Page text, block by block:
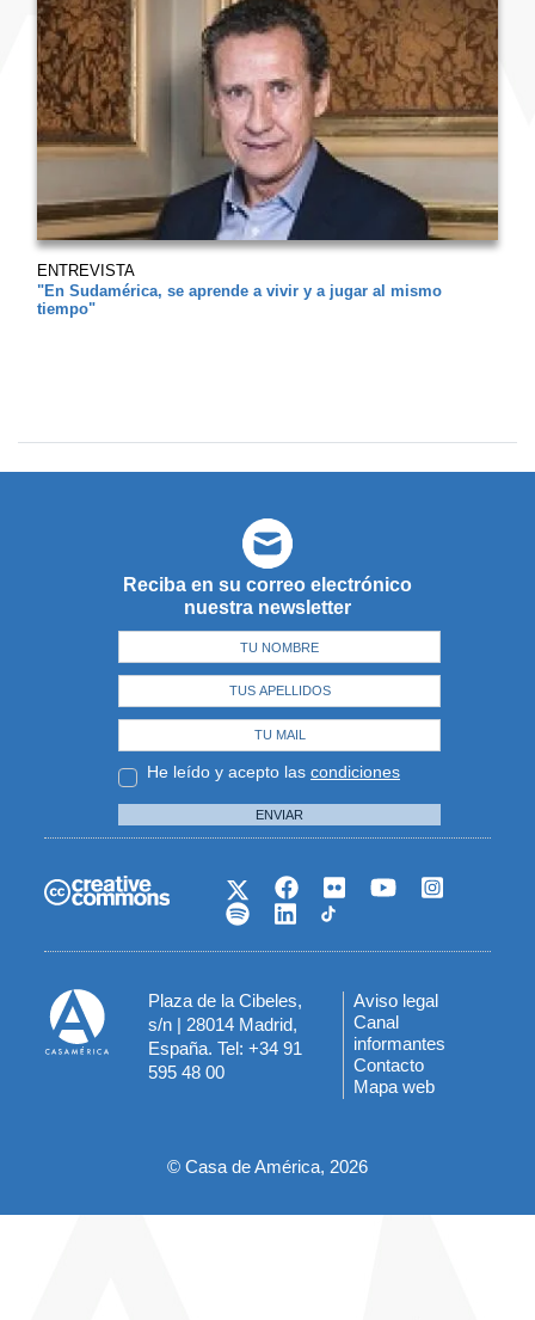
ENTREVISTA
"En Sudamérica, se aprende a vivir y a jugar al mismo
tiempo"
Reciba en su correo electrónico
nuestra newsletter
He leído y acepto las condiciones
ENVIAR
Plaza de la Cibeles,
s/n | 28014 Madrid,
España. Tel: +34 91
595 48 00
Menú
del
pie
Aviso legal
Canal
informantes
Contacto
Mapa web
© Casa de América, 2026